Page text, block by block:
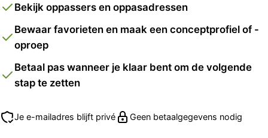
Bekijk oppassers en oppasadressen
Bewaar favorieten en maak een conceptprofiel of -
oproep
Betaal pas wanneer je klaar bent om de volgende
stap te zetten
Je e-mailadres blijft privé Geen betaalgegevens nodig